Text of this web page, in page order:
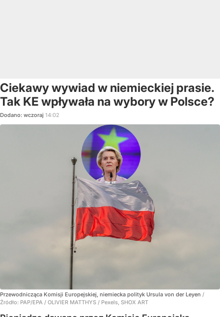
Ciekawy wywiad w niemieckiej prasie.
Tak KE wpływała na wybory w Polsce?
Dodano: wczoraj 14:02
Przewodnicząca Komisji Europejskiej, niemiecka polityk Ursula von der Leyen /
Źródło: PAP/EPA / OLIVIER MATTHYS / Pexels, SHOX ART